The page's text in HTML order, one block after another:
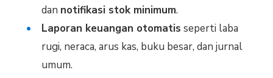
dan notifikasi stok minimum.
Laporan keuangan otomatis seperti laba
rugi, neraca, arus kas, buku besar, dan jurnal
umum.